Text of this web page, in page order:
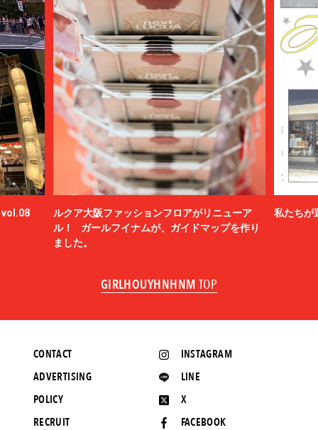
vol.08
ルクア大阪ファッションフロアがリニューア
ル！ ガールフイナムが、ガイドマップを作り
ました。
私たちが
GIRLHOUYHNHNM TOP
INSTAGRAM
LINE
X
FACEBOOK
CONTACT
ADVERTISING
POLICY
RECRUIT